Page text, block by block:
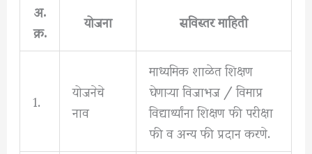
अ.
क्र. योजना सविस्तर माहिती
1. योजनेचे
नाव
माध्यमिक शाळेत शिक्षण
घेणाऱ्या विजाभज / विमाप्र
विद्यार्थ्यांना शिक्षण फी परीक्षा
फी व अन्य फी प्रदान करणे.